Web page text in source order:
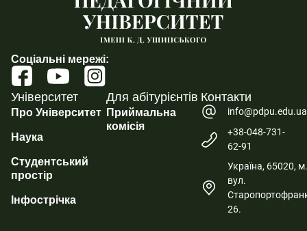
Соціальні мережі:
Університет
Про Університет
Наука
Студентський
простір
Інфострічка
Для абітурієнтів
Приймальна
комісія
Контакти
info@pdpu.edu.ua
+38-048-731-
62-91
Україна, 65020,
вул.
26.